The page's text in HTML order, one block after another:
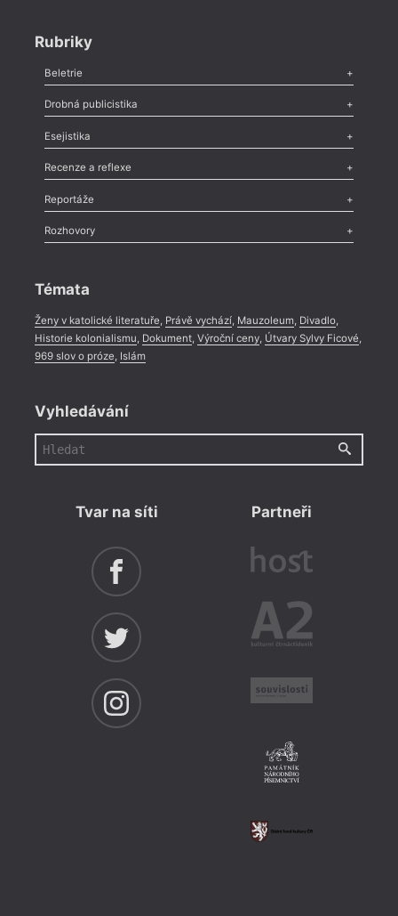
Rubriky
Beletrie
Poezie,Próza,Dokumenty
Drobná publicistika
Odlesk
Nekrolog,Glosa,Sloupek,Pozvánka,Literární soutěž,
Esejistika
Esej ,Pádlo,Úvaha
Recenze a reflexe
Recenze
Méně slov o próze,Celá rubrika
Reportáže
Literární zítřky
Celá rubrika
Rozhovory
Témata
Ženy v katolické literatuře, Právě vychází, Mauzoleum, Divadlo,
Historie kolonialismu, Dokument, Výroční ceny, Útvary Sylvy Ficové,
969 slov o próze, Islám
Vyhledávání
Tvar na síti Partneři